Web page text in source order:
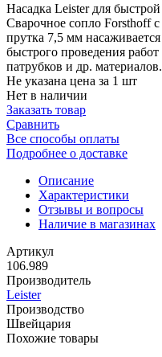
Насадка Leister для
Сварочное сопло Forsthoff с
прутка 7,5 мм
быстрого проведения
патрубков и др. материалов.
Не указана цена за 1 шт
Нет в наличии
Заказать товар
Сравнить
Все способы оплаты
Подробнее о доставке
Описание
Характеристики
Отзывы и вопросы
Наличие в магазинах
Артикул
106.989
Производитель
Leister
Производство
Швейцария
Похожие товары